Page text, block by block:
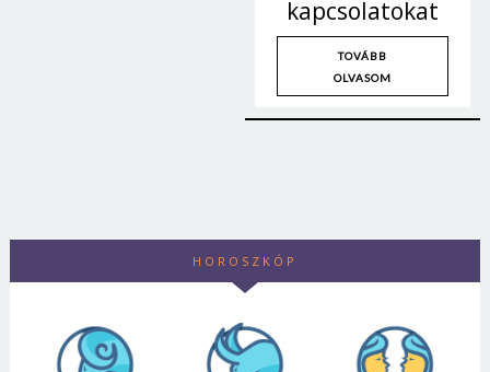
kapcsolatokat
TOVÁBB
OLVASOM
HOROSZKÓP